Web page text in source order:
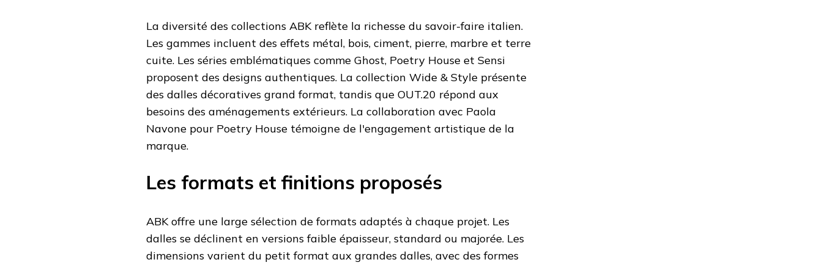
La diversité des collections ABK reflète la richesse du savoir-faire italien.
Les gammes incluent des effets métal, bois, ciment, pierre, marbre et terre
cuite. Les séries emblématiques comme Ghost, Poetry House et Sensi
proposent des designs authentiques. La collection Wide & Style présente
des dalles décoratives grand format, tandis que OUT.20 répond aux
besoins des aménagements extérieurs. La collaboration avec Paola
Navone pour Poetry House témoigne de l'engagement artistique de la
marque.
Les formats et finitions proposés
ABK offre une large sélection de formats adaptés à chaque projet. Les
dalles se déclinent en versions faible épaisseur, standard ou majorée. Les
dimensions varient du petit format aux grandes dalles, avec des formes